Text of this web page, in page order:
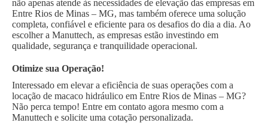
não apenas atende às necessidades de elevação das empresas em
Entre Rios de Minas – MG, mas também oferece uma solução
completa, confiável e eficiente para os desafios do dia a dia. Ao
escolher a Manuttech, as empresas estão investindo em
qualidade, segurança e tranquilidade operacional.
Otimize sua Operação!
Interessado em elevar a eficiência de suas operações com a
locação de macaco hidráulico em Entre Rios de Minas – MG?
Não perca tempo! Entre em contato agora mesmo com a
Manuttech e solicite uma cotação personalizada.